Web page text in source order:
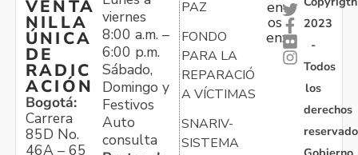
VENTA
NILLA
ÚNICA
DE
RADIC
ACIÓN
Bogotá:
Carrera
85D No.
46A – 65
viernes
8:00 a.m. –
6:00 p.m.
Sábado,
Domingo y
Festivos
Auto
consulta
PAZ
FONDO
PARA LA
REPARACIÓN
A VÍCTIMAS
SNARIV-
SISTEMA
en
os
en:
2023
-
Todos
los
derechos